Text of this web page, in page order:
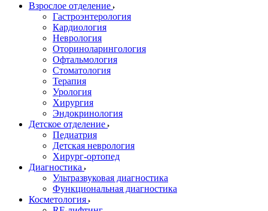
Взрослое отделение
Гастроэнтерология
Кардиология
Неврология
Оториноларингология
Офтальмология
Стоматология
Терапия
Урология
Хирургия
Эндокринология
Детское отделение
Педиатрия
Детская неврология
Хирург-ортопед
Диагностика
Ультразвуковая диагностика
Функциональная диагностика
Косметология